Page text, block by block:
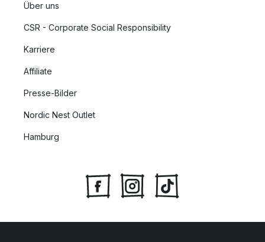
Über uns
CSR - Corporate Social Responsibility
Karriere
Affiliate
Presse-Bilder
Nordic Nest Outlet
Hamburg